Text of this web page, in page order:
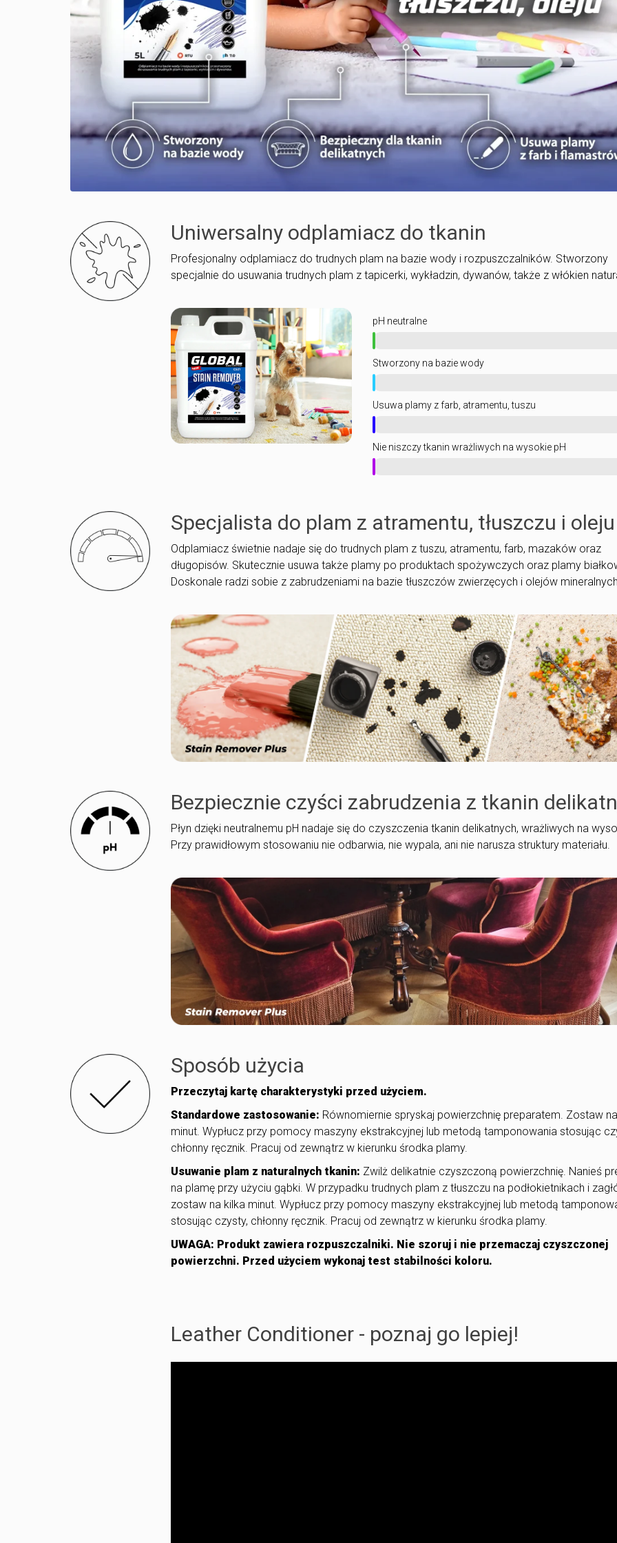
Uniwersalny odplamiacz do tkanin
Profesjonalny odplamiacz do trudnych plam na bazie wody i rozpuszczalników. Stworzony
specjalnie do usuwania trudnych plam z tapicerki, wykładzin, dywanów, także z włókien
pH neutralne
Stworzony na bazie wody
Usuwa plamy z farb, atramentu, tuszu
Nie niszczy tkanin wrażliwych na wysokie pH
Specjalista do plam z atramentu, tłuszczu i oleju
Odplamiacz świetnie nadaje się do trudnych plam z tuszu, atramentu, farb, mazaków oraz
długopisów. Skutecznie usuwa także plamy po produktach spożywczych oraz plamy
Doskonale radzi sobie z zabrudzeniami na bazie tłuszczów zwierzęcych i olejów
Bezpiecznie czyści zabrudzenia z tkanin
Płyn dzięki neutralnemu pH nadaje się do czyszczenia tkanin delikatnych, wrażliwych na
Przy prawidłowym stosowaniu nie odbarwia, nie wypala, ani nie narusza struktury materiału.
Sposób użycia
Przeczytaj kartę charakterystyki przed użyciem.
Standardowe zastosowanie: Równomiernie spryskaj powierzchnię preparatem. Zostaw
minut. Wypłucz przy pomocy maszyny ekstrakcyjnej lub metodą tamponowania stosując
chłonny ręcznik. Pracuj od zewnątrz w kierunku środka plamy.
Usuwanie plam z naturalnych tkanin: Zwilż delikatnie czyszczoną powierzchnię. Nanieś
na plamę przy użyciu gąbki. W przypadku trudnych plam z tłuszczu na podłokietnikach i
zostaw na kilka minut. Wypłucz przy pomocy maszyny ekstrakcyjnej lub metodą
stosując czysty, chłonny ręcznik. Pracuj od zewnątrz w kierunku środka plamy.
UWAGA: Produkt zawiera rozpuszczalniki. Nie szoruj i nie przemaczaj czyszczonej
powierzchni. Przed użyciem wykonaj test stabilności koloru.
Leather Conditioner - poznaj go lepiej!